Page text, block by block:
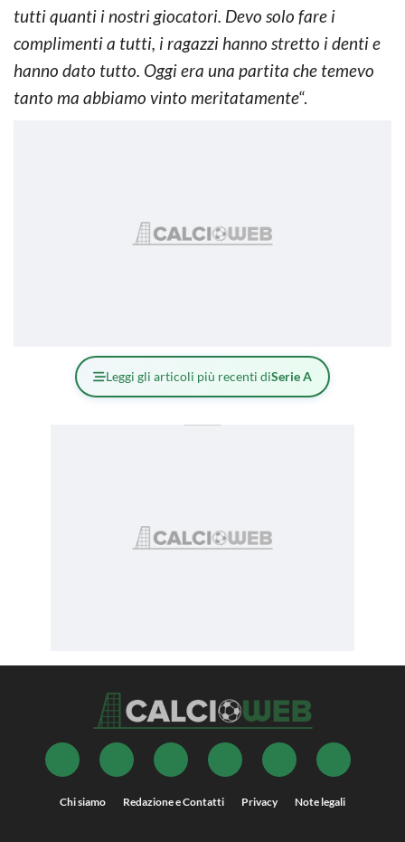
tutti quanti i nostri giocatori. Devo solo fare i
complimenti a tutti, i ragazzi hanno stretto i denti e
hanno dato tutto. Oggi era una partita che temevo
tanto ma abbiamo vinto meritatamente“.
Leggi gli articoli più recenti diSerie A
Chi siamo Redazione e Contatti Privacy Note legali